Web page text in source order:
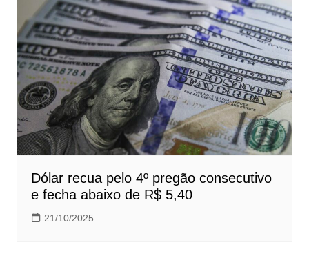
Dólar recua pelo 4º pregão consecutivo
e fecha abaixo de R$ 5,40
21/10/2025